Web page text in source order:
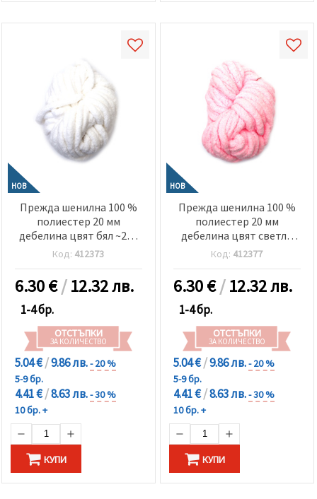
НОВ
Прежда шенилна 100 %
полиестер 20 мм
дебелина цвят бял ~240
грама -25 метра
Код: 412373
6.30€/12.32 лв.
1-4 бр.
ОТСТЪПКИ
ЗА КОЛИЧЕСТВО
5.04 €/9.86 лв.- 20 %
5-9 бр.
4.41 €/8.63 лв.- 30 %
10 бр. +
КУПИ
НОВ
Прежда шенилна 100 %
полиестер 20 мм
дебелина цвят светло
розов ~240 грама -25
метра
Код: 412377
6.30€/12.32 лв.
1-4 бр.
ОТСТЪПКИ
ЗА КОЛИЧЕСТВО
5.04 €/9.86 лв.- 20 %
5-9 бр.
4.41 €/8.63 лв.- 30 %
10 бр. +
КУПИ